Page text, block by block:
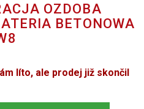
OZDOBA
BETONOWA
líto, ale prodej již skončil